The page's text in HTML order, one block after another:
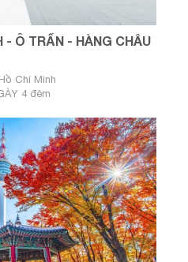
- Ô TRẤN - HÀNG CHÂU
Chí Minh
4 đêm